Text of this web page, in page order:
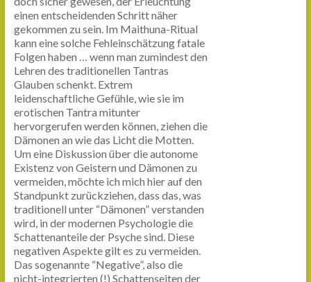
einen entscheidenden Schritt näher
gekommen zu sein. Im Maithuna-Ritual
kann eine solche Fehleinschätzung fatale
Folgen haben … wenn man zumindest den
Lehren des traditionellen Tantras
Glauben schenkt. Extrem
leidenschaftliche Gefühle, wie sie im
erotischen Tantra mitunter
hervorgerufen werden können, ziehen die
Dämonen an wie das Licht die Motten.
Um eine Diskussion über die autonome
Existenz von Geistern und Dämonen zu
vermeiden, möchte ich mich hier auf den
Standpunkt zurückziehen, dass das, was
traditionell unter “Dämonen” verstanden
wird, in der modernen Psychologie die
Schattenanteile der Psyche sind. Diese
negativen Aspekte gilt es zu vermeiden.
Das sogenannte “Negative”, also die
nicht-integrierten (!) Schattenseiten der